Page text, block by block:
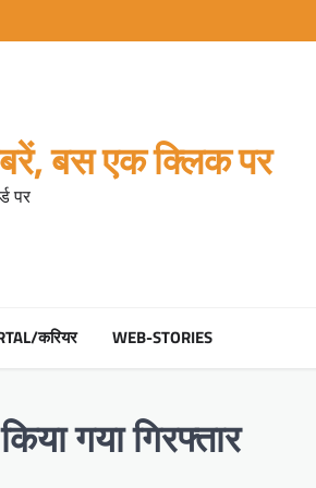
बस एक क्लिक पर
पर
करियर WEB-STORIES
गया गिरफ्तार